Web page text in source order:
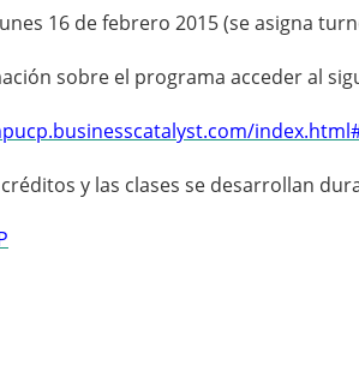
16 de febrero 2015 (se asigna
sobre el programa acceder al
y las clases se desarrollan